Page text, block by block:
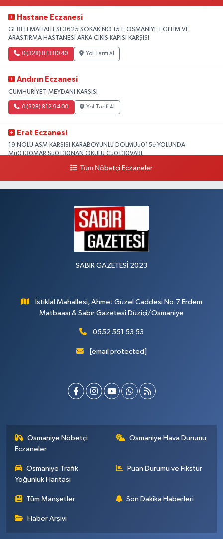
Hastane Eczanesi
GEBELİ MAHALLESİ 3625 SOKAK NO:15 E OSMANİYE EĞİTİM VE
ARAŞTIRMA HASTANESİ ARKA ÇIKIŞ KAPISI KARŞISI
0 (328) 813 80 40 Yol Tarifi Al
Andırın Eczanesi
CUMHURİYET MEYDANI KARŞISI
0 (328) 812 94 00 Yol Tarifi Al
Erat Eczanesi
19 NOLU ASM KARSISI KARABOYUNLU DOLMUu015e YOLUNDA
Mu0130MAR Su0130NAN OKULU Cu0130VARI
Yol Tarifi Al
Tüm Nöbetçi Eczaneler
SABIR GAZETESİ 2023
İstiklal Mahallesi, Ahmet Güzel Caddesi No:7 Erdem
Matbaası & Sabır Gazetesi Düziçi/Osmaniye
0552 551 53 53
[email protected]
Osmaniye Nöbetçi
Eczaneler
Osmaniye Hava Durumu
Osmaniye Trafik
Yoğunluk Haritası
Puan Durumu ve Fikstür
Tüm Manşetler Son Dakika Haberleri
Haber Arşivi